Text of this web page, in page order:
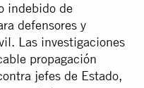
indebido de
defensores y
Las investigaciones
propagación
jefes de Estado,